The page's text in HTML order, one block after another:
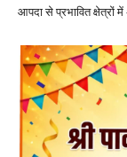
आपदा से प्रभावित क्षेत्रों